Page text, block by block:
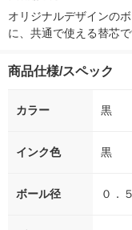
オリジナルデザインの
に、共通で使える替芯
商品仕様/スペック
カラー 黒
インク色 黒
ボール径 ０．